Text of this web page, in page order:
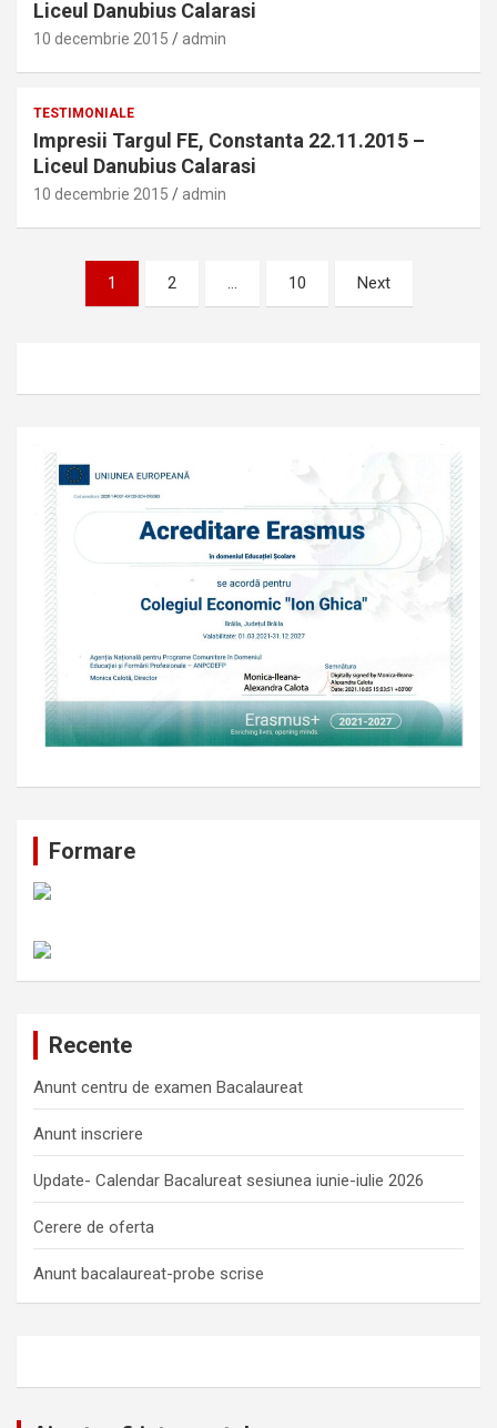
Liceul Danubius Calarasi
10 decembrie 2015 admin
TESTIMONIALE
Impresii Targul FE, Constanta 22.11.2015 –
Liceul Danubius Calarasi
10 decembrie 2015 admin
Paginație
articole
1 2 … 10 Next
Formare
Recente
Anunt centru de examen Bacalaureat
Anunt inscriere
Update- Calendar Bacalureat sesiunea iunie-iulie 2026
Cerere de oferta
Anunt bacalaureat-probe scrise